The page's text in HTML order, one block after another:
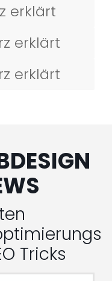
erklärt
erklärt
erklärt
Tricks